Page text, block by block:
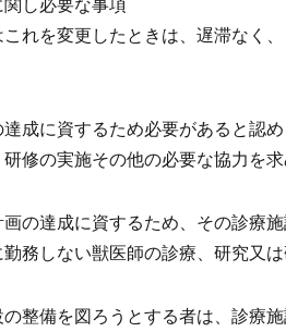
れを変更したときは、遅滞なく
成に資するため必要があると認
修の実施その他の必要な協力を求
の達成に資するため、その診療
務しない獣医師の診療、研究又
整備を図ろうとする者は、診療